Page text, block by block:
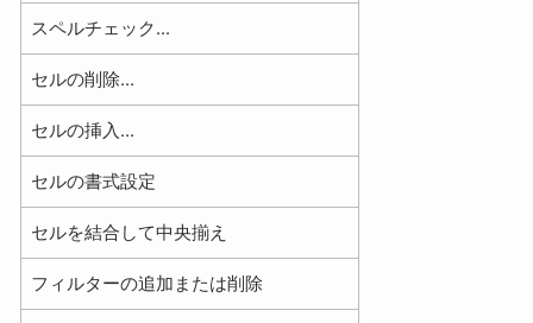
スペルチェック...
セルの削除...
セルの挿入...
セルの書式設定
セルを結合して中央揃え
フィルターの追加または削除